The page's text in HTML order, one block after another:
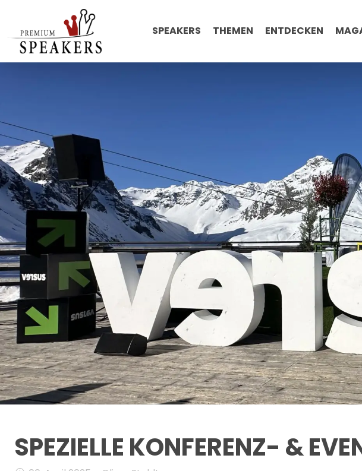
SPEAKERS THEMEN ENTDECKEN
SPEZIELLE KONFERENZ- &